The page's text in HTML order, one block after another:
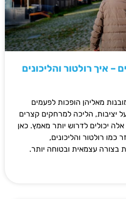
– איך רולטור והליכונים
מאליהן הופכות לפעמים
יציבות, הליכה למרחקים קצרים
יכולים לדרוש יותר מאמץ. כאן
כמו רולטור והליכונים,
בצורה עצמאית ובטוחה יותר.